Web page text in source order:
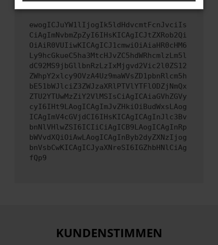
ewogICJuYW1lIjogIk5ldHdvcmtFcnJvciIs
CiAgImNvbmZpZyI6IHsKICAgICJtZXRob2Qi
OiAiR0VUIiwKICAgICJ1cmwiOiAiaHR0cHM6
Ly9hcGkueC5ha3MtcHJvZC5hdWRhcmlzLm5l
dC92MS9jbGllbnRzLzIxMjgvd2Vic2l0ZS12
ZWhpY2xlcy9OVzA4Uz9maWVsZD1pbnRlcm5h
bE51bWJlciZ3ZWJzaXRlPTVlYTFlODZjNmQx
ZTU2YTUwMzZiY2VlMSIsCiAgICAiaGVhZGVy
cyI6IHt9LAogICAgImJvZHkiOiBudWxsLAog
ICAgImV4cGVjdCI6IHsKICAgICAgInJlc3Bv
bnNlVHlwZSI6ICIiCiAgICB9LAogICAgInRp
bWVvdXQiOiAwLAogICAgInByb2dyZXNzIjog
bnVsbCwKICAgICJyaXNreSI6IGZhbHNlCiAg
fQp9
KUNDENSTIMMEN